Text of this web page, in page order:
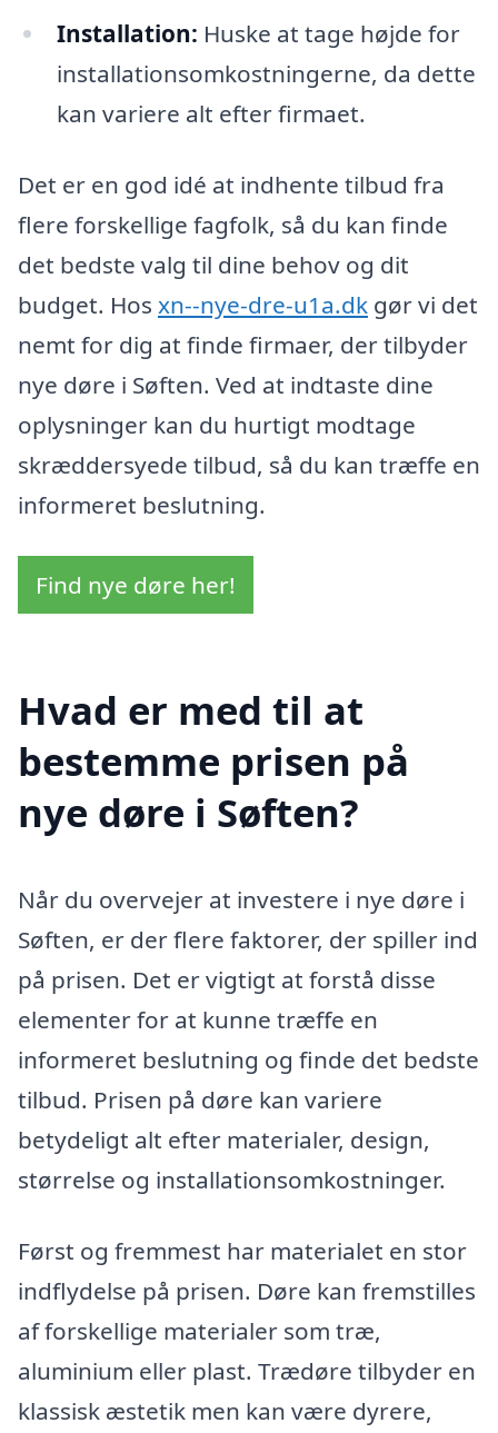
Installation: Huske at tage højde for
installationsomkostningerne, da dette
kan variere alt efter firmaet.
Det er en god idé at indhente tilbud fra
flere forskellige fagfolk, så du kan finde
det bedste valg til dine behov og dit
budget. Hos xn--nye-dre-u1a.dk gør vi det
nemt for dig at finde firmaer, der tilbyder
nye døre i Søften. Ved at indtaste dine
oplysninger kan du hurtigt modtage
skræddersyede tilbud, så du kan træffe en
informeret beslutning.
Find nye døre her!
Hvad er med til at
bestemme prisen på
nye døre i Søften?
Når du overvejer at investere i nye døre i
Søften, er der flere faktorer, der spiller ind
på prisen. Det er vigtigt at forstå disse
elementer for at kunne træffe en
informeret beslutning og finde det bedste
tilbud. Prisen på døre kan variere
betydeligt alt efter materialer, design,
størrelse og installationsomkostninger.
Først og fremmest har materialet en stor
indflydelse på prisen. Døre kan fremstilles
af forskellige materialer som træ,
aluminium eller plast. Trædøre tilbyder en
klassisk æstetik men kan være dyrere,